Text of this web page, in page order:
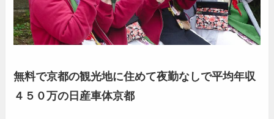
無料で京都の観光地に住めて夜勤なしで平均年収
４５０万の日産車体京都